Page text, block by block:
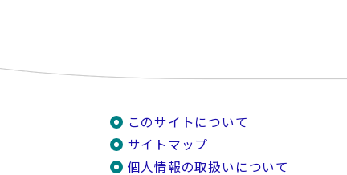
このサイトについて
サイトマップ
個人情報の取扱いについて